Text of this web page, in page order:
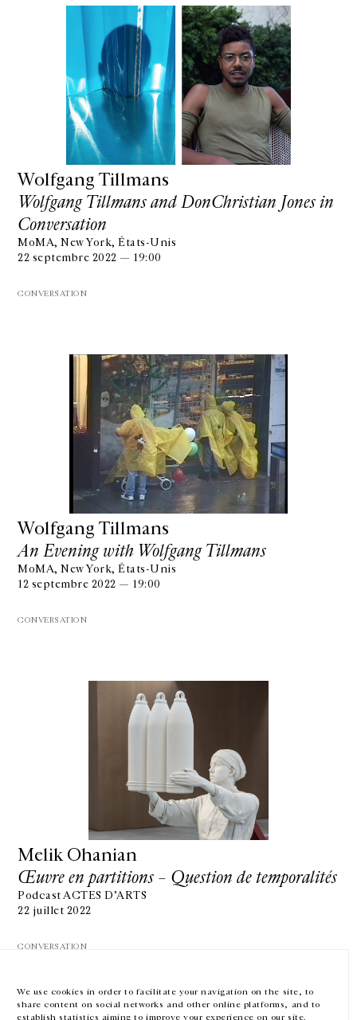
We use cookies in order to facilitate your navigation on the site, to
share content on social networks and other online platforms, and to
establish statistics aiming to improve your experience on our site.
Wolfgang Tillmans
Wolfgang Tillmans and DonChristian Jones in
Conversation
MoMA, New York, États-Unis
22 septembre 2022 — 19:00
CONVERSATION
Wolfgang Tillmans
An Evening with Wolfgang Tillmans
MoMA, New York, États-Unis
12 septembre 2022 — 19:00
CONVERSATION
Melik Ohanian
Œuvre en partitions – Question de temporalités
Podcast ACTES D’ARTS
22 juillet 2022
CONVERSATION
GALERIE@CROUSEL.COM
HORAIRES D'OUVERTURE
DU MARDI AU VENDREDI
LE SAMEDI
EN FR 中文 Facebook Instagram